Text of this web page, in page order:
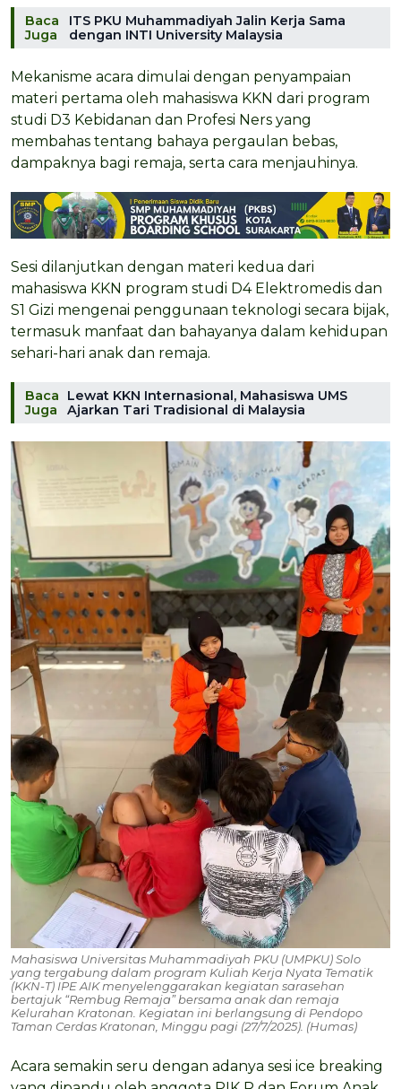
Baca
Juga
ITS PKU Muhammadiyah Jalin Kerja Sama
dengan INTI University Malaysia
Mekanisme acara dimulai dengan penyampaian
materi pertama oleh mahasiswa KKN dari program
studi D3 Kebidanan dan Profesi Ners yang
membahas tentang bahaya pergaulan bebas,
dampaknya bagi remaja, serta cara menjauhinya.
Sesi dilanjutkan dengan materi kedua dari
mahasiswa KKN program studi D4 Elektromedis dan
S1 Gizi mengenai penggunaan teknologi secara bijak,
termasuk manfaat dan bahayanya dalam kehidupan
sehari-hari anak dan remaja.
Baca
Juga
Lewat KKN Internasional, Mahasiswa UMS
Ajarkan Tari Tradisional di Malaysia
Mahasiswa Universitas Muhammadiyah PKU (UMPKU) Solo
yang tergabung dalam program Kuliah Kerja Nyata Tematik
(KKN-T) IPE AIK menyelenggarakan kegiatan sarasehan
bertajuk “Rembug Remaja” bersama anak dan remaja
Kelurahan Kratonan. Kegiatan ini berlangsung di Pendopo
Taman Cerdas Kratonan, Minggu pagi (27/7/2025). (Humas)
Acara semakin seru dengan adanya sesi ice breaking